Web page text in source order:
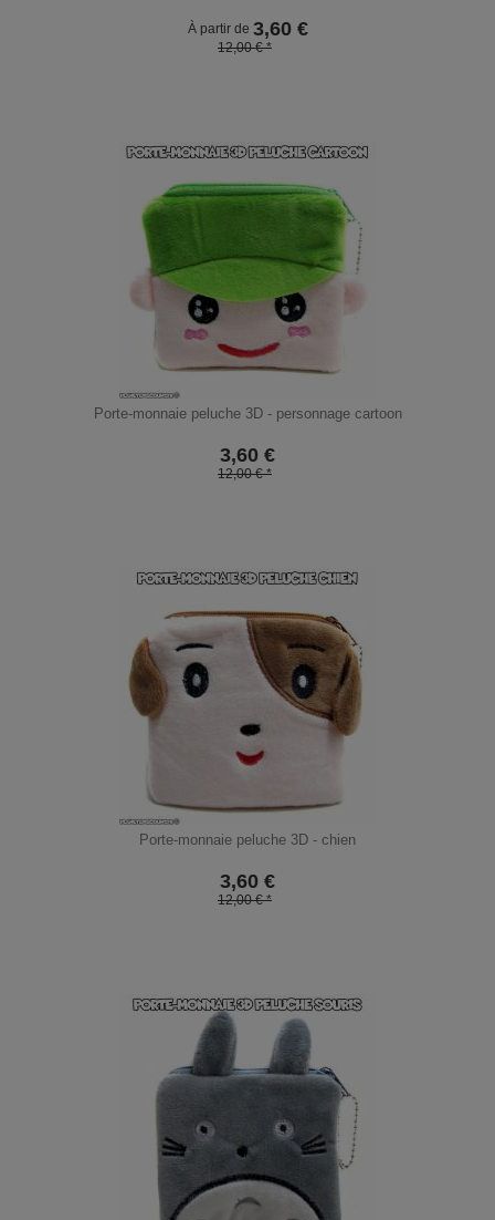
À partir de 3,60€
12,00 € *
Porte-monnaie peluche 3D - personnage cartoon
3,60 €
12,00 € *
Porte-monnaie peluche 3D - chien
3,60 €
12,00 € *